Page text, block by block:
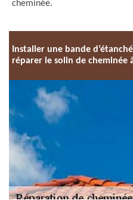
cheminée.
Installer une bande
réparer le solin de cheminée